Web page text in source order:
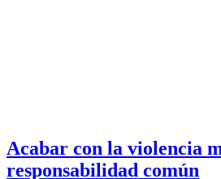
Acabar con la violencia
responsabilidad común